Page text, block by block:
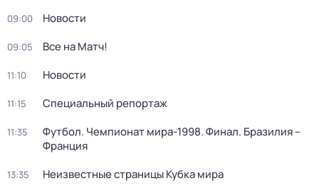
09:00 Новости
09:05 Все на Матч!
11:10 Новости
11:15 Специальный репортаж
11:35
Футбол. Чемпионат мира-1998. Финал. Бразилия –
Франция
13:35 Неизвестные страницы Кубка мира